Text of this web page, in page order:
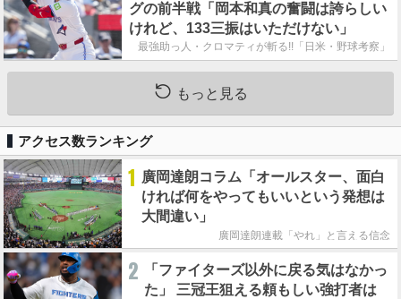
グの前半戦「岡本和真の奮闘は誇らしい
けれど、133三振はいただけない」
最強助っ人・クロマティが斬る!!「日米・野球考察」
もっと見る
アクセス数ランキング
1 廣岡達朗コラム「オールスター、面白
ければ何をやってもいいという発想は
大間違い」
廣岡達朗連載「やれ」と言える信念
2
「ファイターズ以外に戻る気はなかっ
た」 三冠王狙える頼もしい強打者は